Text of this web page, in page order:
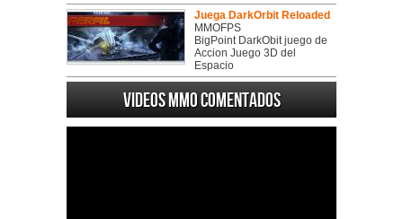
Juega DarkOrbit Reloaded
MMOFPS
BigPoint DarkObit juego de
Accion Juego 3D del
Espacio
Videos MMO Comentados